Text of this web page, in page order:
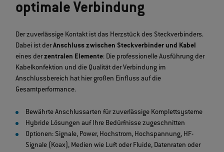
optimale Verbindung
Der zuverlässige Kontakt ist das Herzstück des Steckverbinders.
Dabei ist derAnschluss zwischen Steckverbinder und Kabel
eines derzentralen Elemente: Die professionelle Ausführung der
Kabelkonfektion und die Qualität der Verbindung im
Anschlussbereich hat hier großen Einfluss auf die
Gesamtperformance.
Bewährte Anschlussarten für zuverlässige Komplettsysteme
Hybride Lösungen auf Ihre Bedürfnisse zugeschnitten
Optionen: Signale, Power, Hochstrom, Hochspannung, HF-
Signale (Koax), Medien wie Luft oder Fluide, Datenraten oder